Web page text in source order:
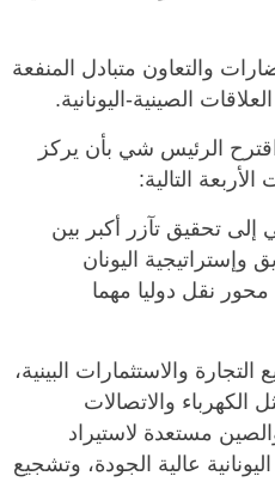
والتعاون متبادل المنفعة
الصينية-اليونانية.
الرئيس شي بأن يركز
التالية:
إلى تحقيق تآزر أكبر بين
وإستراتيجية اليونان
محور نقل دوليا مهما
التجارة والاستثمارات البينية،
الكهرباء والاتصالات
مستعدة لاستيراد
عالية الجودة، وتشجيع